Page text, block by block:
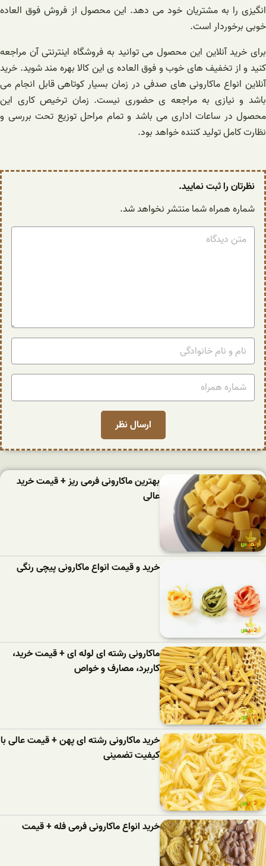
انگیزی را به مشتریان خود می دهد. این محصول از فروش فوق العاده
خوبی برخوردار است.
برای خرید آنلاین این محصول می توانید به فروشگاه اینترنتی آن مراجعه
کنید و از تخفیف های خوب و فوق العاده ی این کالا بهره مند شوید. خرید
آنلاین انواع ماکارونی های صدفی در زمان بسیار کوتاهی قابل انجام می
باشد و نیازی به مراجعه ی حضوری نیست. زمان ترخیص کاری این
محصول در ساعات اداری می باشد و تمام مراحل توزیع تحت بررسی و
نظارت کامل تولید کننده خواهد بود.
نظرتان را ثبت نمایید.
شماره همراه شما منتشر نخواهد شد.
بهترین ماکارونی فرمی ریز + قیمت خرید
عالی
خرید و قیمت انواع ماکارونی پیچی رنگی
ماکارونی رشته ای لوله ای + قیمت خرید،
کاربرد، مصارف و خواص
خرید ماکارونی رشته ای پهن + قیمت عالی با
کیفیت تضمینی
خرید انواع ماکارونی فرمی فله + قیمت